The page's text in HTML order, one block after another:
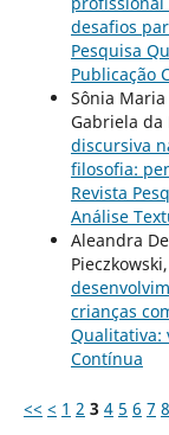
desafios
Pesquisa
Publicação
Sônia
Gabriela da
discursiva
filosofia:
Revista
Análise
Aleandra
Pieczkowski,
crianças
Qualitativa:
Contínua
<< < 1 2 3 4 5 6 7 8